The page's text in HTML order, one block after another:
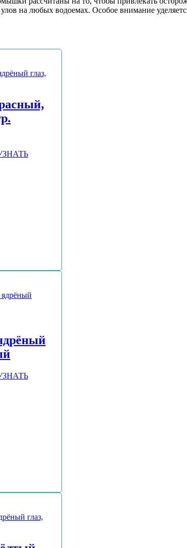
на любых водоемах. Особое внимание